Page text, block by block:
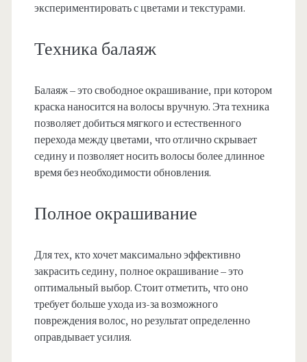
экспериментировать с цветами и текстурами.
Техника балаяж
Балаяж – это свободное окрашивание, при котором
краска наносится на волосы вручную. Эта техника
позволяет добиться мягкого и естественного
перехода между цветами, что отлично скрывает
седину и позволяет носить волосы более длинное
время без необходимости обновления.
Полное окрашивание
Для тех, кто хочет максимально эффективно
закрасить седину, полное окрашивание – это
оптимальный выбор. Стоит отметить, что оно
требует больше ухода из-за возможного
повреждения волос, но результат определенно
оправдывает усилия.